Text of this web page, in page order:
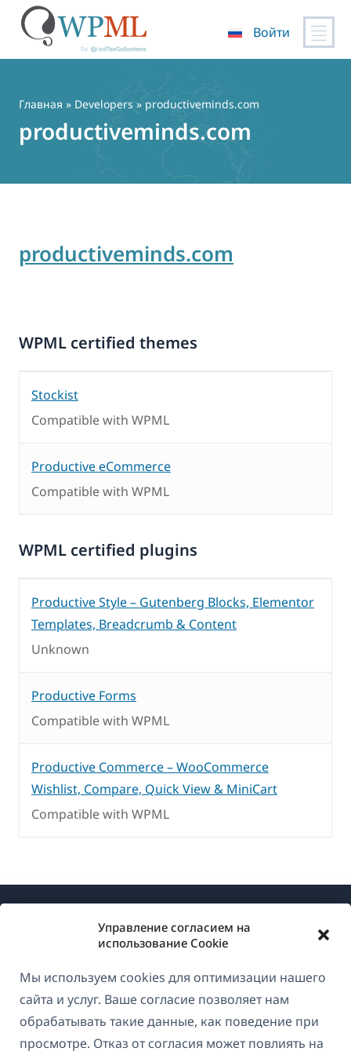
Управление согласием на
использование Cookie
Мы используем cookies для оптимизации нашего
сайта и услуг. Ваше согласие позволяет нам
обрабатывать такие данные, как поведение при
просмотре. Отказ от согласия может повлиять на
содержимому
Войти
Главная » Developers » productiveminds.com
productiveminds.com
productiveminds.com
WPML certified themes
Stockist
Compatible with WPML
Productive eCommerce
Compatible with WPML
WPML certified plugins
Productive Style – Gutenberg Blocks, Elementor
Templates, Breadcrumb & Content
Unknown
Productive Forms
Compatible with WPML
Productive Commerce – WooCommerce
Wishlist, Compare, Quick View & MiniCart
Compatible with WPML
О WPML
GDPR и политика конфиденциальности
Присоединяйтесь к нашей команде